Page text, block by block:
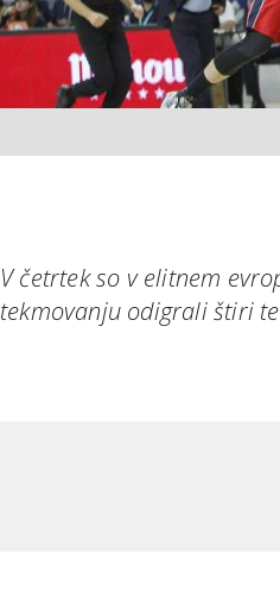
V četrtek so v elitnem
tekmovanju odigrali štiri